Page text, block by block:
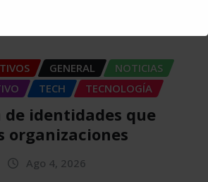
GENERAL
NOTICIAS
TECH TECNOLOGÍA
de identidades que
organizaciones
Ago 4, 2026